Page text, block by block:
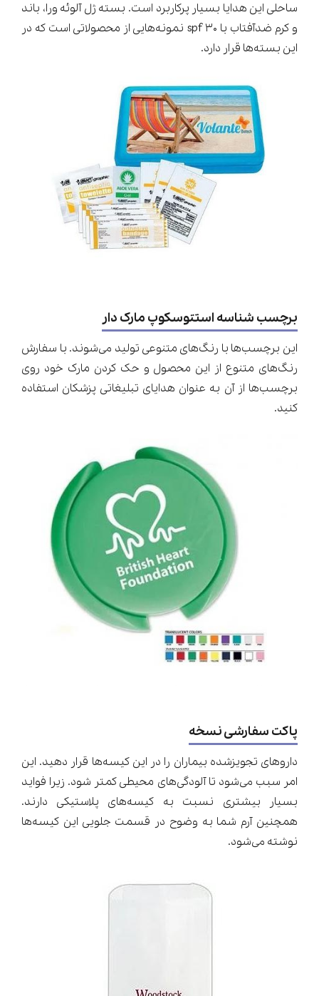
ساحلی این هدایا بسیار پرکاربرد است. بسته ژل آلوئه ورا، باند
و کرم ضدآفتاب با spf ۳۰ نمونه‌هایی از محصولاتی است که در
این بسته‌ها قرار دارد.
برچسب شناسه استتوسکوپ مارک دار
این برچسب‌ها با رنگ‌های متنوعی تولید می‌شوند. با سفارش
رنگ‌های متنوع از این محصول و حک کردن مارک خود روی
برچسب‌ها از آن به عنوان هدایای تبلیغاتی پزشکان استفاده
کنید.
پاکت سفارشی نسخه
داروهای تجویزشده بیماران را در این کیسه‌ها قرار دهید. این
امر سبب می‌شود تا آلودگی‌های محیطی کمتر شود. زیرا فواید
بسیار بیشتری نسبت به کیسه‌های پلاستیکی دارند.
همچنین آرم شما به وضوح در قسمت جلویی این کیسه‌ها
نوشته می‌شود.